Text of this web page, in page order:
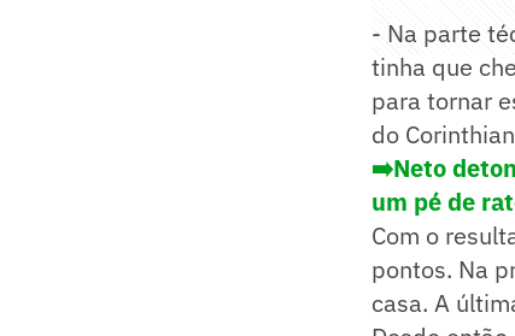
- Na parte
tinha que
para tornar
do
➡️Neto
um pé de
Com o
pontos. Na
casa. A